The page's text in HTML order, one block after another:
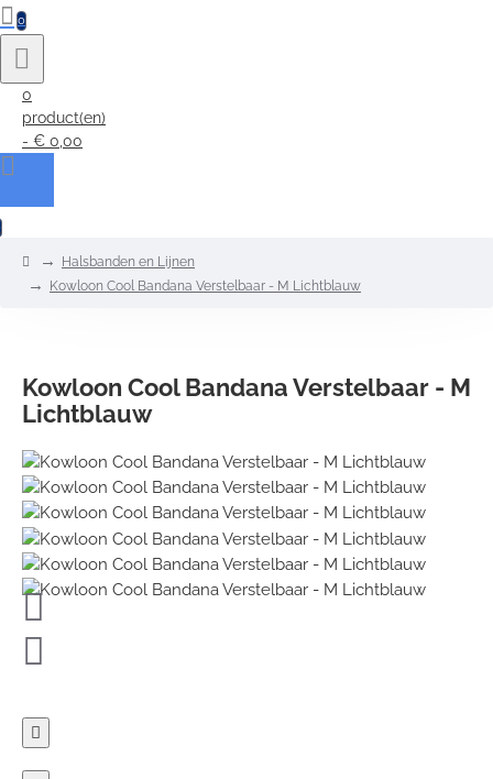
0
0
product(en)
- € 0,00
homeHalsbanden en Lijnen
Kowloon Cool Bandana Verstelbaar - M Lichtblauw
Kowloon Cool Bandana Verstelbaar - M
Lichtblauw